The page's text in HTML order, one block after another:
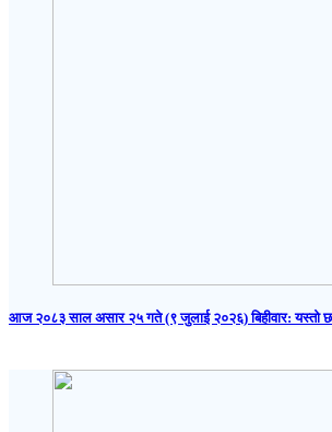
आज २०८३ साल असार २५ गते (९ जुलाई २०२६) बिहीवार: यस्तो